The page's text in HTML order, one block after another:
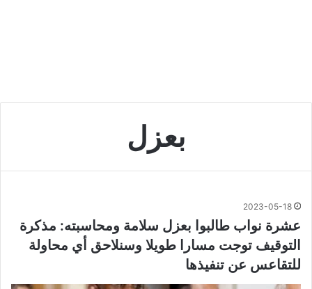
بعزل
2023-05-18
عشرة نواب طالبوا بعزل سلامة ومحاسبته: مذكرة
التوقيف توجت مسارا طويلا وسنلاحق أي محاولة
للتقاعس عن تنفيذها